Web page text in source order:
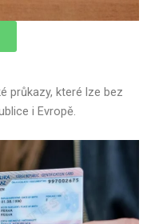
průkazy, které lze bez
i Evropě.